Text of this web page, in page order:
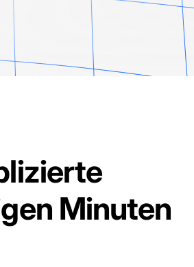
Minuten